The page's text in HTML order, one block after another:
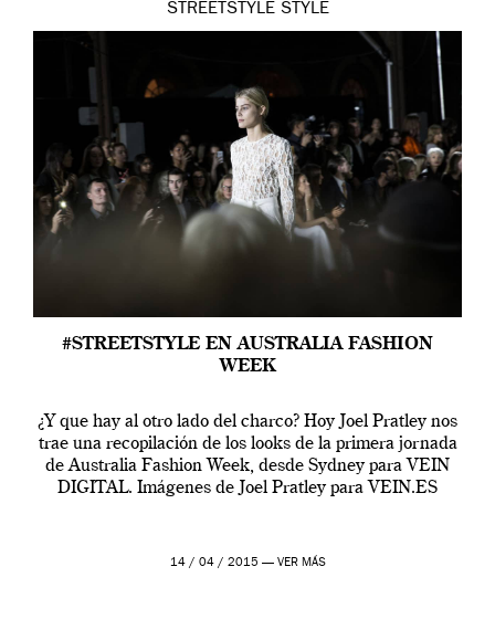
STREETSTYLE STYLE
#STREETSTYLE EN AUSTRALIA FASHION
WEEK
¿Y que hay al otro lado del charco? Hoy Joel Pratley nos
trae una recopilación de los looks de la primera jornada
de Australia Fashion Week, desde Sydney para VEIN
DIGITAL. Imágenes de Joel Pratley para VEIN.ES
14 / 04 / 2015 — VER MÁS